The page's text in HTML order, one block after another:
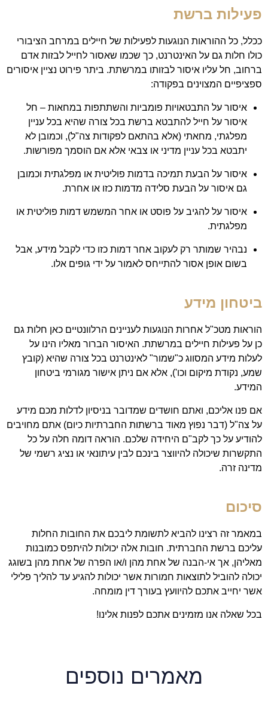
פעילות ברשת
ככלל, כל ההוראות הנוגעות לפעילות של חיילים במרחב הציבורי
כולו חלות גם על האינטרנט, כך שכמו שאסור לחייל לבזות אדם
ברחוב, חל עליו איסור לבזותו במרשתת. ביתר פירוט נציין איסורים
ספציפיים המצוינים בפקודה:
איסור על התבטאויות פומביות והשתתפות במחאות – חל
איסור על חייל להתבטא ברשת בכל צורה שהיא בכל עניין
מפלגתי, מחאתי (אלא בהתאם לפקודות צה"ל), וכמובן לא
יתבטא בכל עניין מדיני או צבאי אלא אם הוסמך מפורשות.
איסור על הבעת תמיכה בדמות פוליטית או מפלגתית וכמובן
גם איסור על הבעת סלידה מדמות כזו או אחרת.
איסור על להגיב על פוסט או אחר המשמש דמות פוליטית או
מפלגתית.
נבהיר שמותר רק לעקוב אחר דמות כזו כדי לקבל מידע, אבל
בשום אופן אסור להתייחס לאמור על ידי גופים אלו.
ביטחון מידע
הוראות מטכ"ל אחרות הנוגעות לעניינים הרלוונטיים כאן חלות גם
כן על פעילות חיילים במרשתת. האיסור הברור מאליו הינו על
לעלות מידע המסווג כ"שמור" לאינטרנט בכל צורה שהיא (קובץ
שמע, נקודת מיקום וכו'), אלא אם ניתן אישור מגורמי ביטחון
המידע.
אם פנו אליכם, ואתם חושדים שמדובר בניסיון לדלות מכם מידע
על צה"ל (דבר נפוץ מאוד ברשתות החברתיות כיום) אתם מחויבים
להודיע על כך לקב"ם היחידה שלכם. הוראה דומה חלה על כל
התקשרות שיכולה להיווצר בינכם לבין עיתונאי או נציג רשמי של
מדינה זרה.
סיכום
במאמר זה רצינו להביא לתשומת ליבכם את החובות החלות
עליכם ברשת החברתית. חובות אלה יכולות להיתפס כמובנות
מאליהן, אך אי-הבנה של אחת מהן ו/או הפרה של אחת מהן בשוגג
יכולה להוביל לתוצאות חמורות אשר יכולות להגיע עד להליך פלילי
אשר יחייב אתכם להיוועץ בעורך דין מומחה.
בכל שאלה אנו מזמינים אתכם לפנות אלינו!
מאמרים נוספים